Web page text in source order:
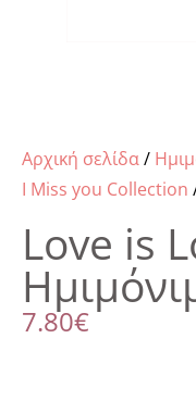
Αρχική σελίδα/
I Miss you Collection
Love is
7.80€